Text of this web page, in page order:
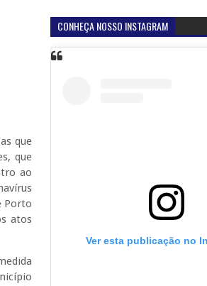
que
que
ao
Porto
atos
CONHEÇA NOSSO INSTAGRAM
Ver esta publicação no